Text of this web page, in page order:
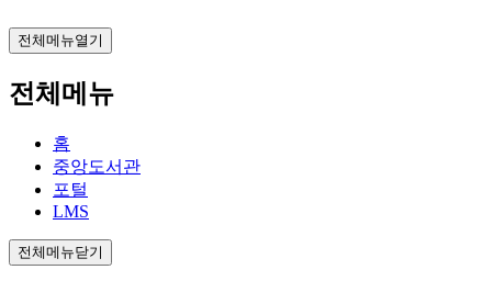
전체메뉴열기
전체메뉴
홈
중앙도서관
포털
LMS
전체메뉴닫기